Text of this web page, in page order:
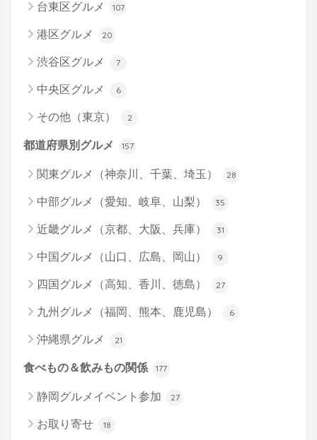
台東区グルメ 107
港区グルメ 20
渋谷区グルメ 7
中央区グルメ 6
その他（東京） 2
都道府県別グルメ 157
関東グルメ（神奈川、千葉、埼玉） 28
中部グルメ（愛知、岐阜、山梨） 35
近畿グルメ（京都、大阪、兵庫） 31
中国グルメ（山口、広島、岡山） 9
四国グルメ（高知、香川、徳島） 27
九州グルメ（福岡、熊本、鹿児島） 6
沖縄県グルメ 21
食べもの＆飲みもの関係 177
静岡グルメイベント参加 27
お取り寄せ 18